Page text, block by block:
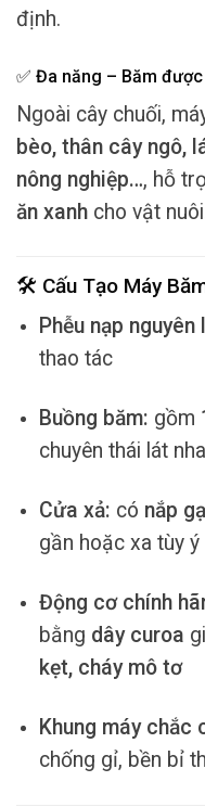
định.
✅ Đa năng – Băm
Ngoài cây chuối,
bèo, thân cây ngô,
nông nghiệp…, hỗ
ăn xanh cho vật
🛠 Cấu Tạo Máy
Phễu nạp nguyên
thao tác
Buồng băm: gồm
chuyên thái lát
Cửa xả: có nắp
gần hoặc xa tùy ý
Động cơ chính
bằng dây curoa
kẹt, cháy mô tơ
Khung máy chắc
chống gỉ, bền bỉ